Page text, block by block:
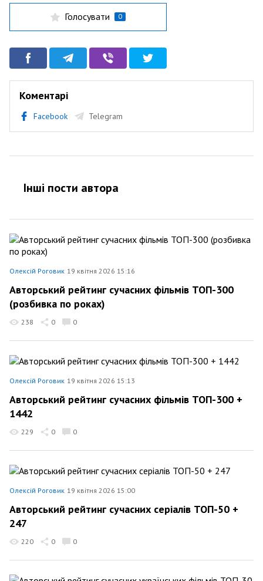
Голосувати 0
Коментарі
Facebook Telegram
Інші пости автора
Олексій Роговик 19 квітня 2026 15:16
Авторський рейтинг сучасних фільмів ТОП-300
(розбивка по роках)
238 0 0
Олексій Роговик 19 квітня 2026 15:13
Авторський рейтинг сучасних фільмів ТОП-300 +
1442
229 0 0
Олексій Роговик 19 квітня 2026 15:00
Авторський рейтинг сучасних серіалів ТОП-50 +
247
220 0 0